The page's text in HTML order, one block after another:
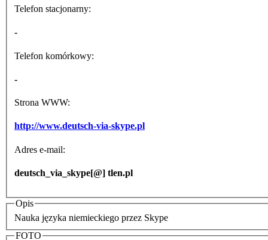
Telefon stacjonarny:
-
Telefon komórkowy:
-
Strona WWW:
http://www.deutsch-via-skype.pl
Adres e-mail:
deutsch_via_skype[@] tlen.pl
Opis
Nauka języka niemieckiego przez Skype
FOTO